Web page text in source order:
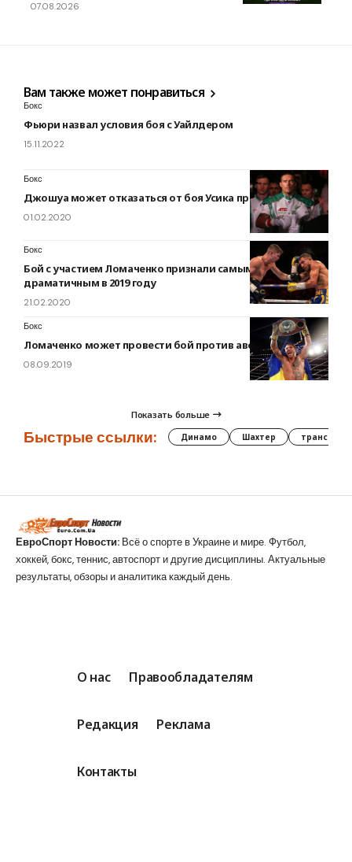
07.08.2026
Вам также может понравиться
Бокс
Фьюри назвал условия боя с Уайлдером
15.11.2022
Бокс
Джошуа может отказаться от боя Усика против
01.02.2020
Бокс
Бой с участием Ломаченко признали самым
драматичным в 2019 году
21.02.2020
Бокс
Ломаченко может провести бой против австралийца
08.09.2019
Показать больше
Быстрые ссылки: Динамо Шахтер трансферы
ЕвроСпорт Новости: Всё о спорте в Украине и мире. Футбол,
хоккей, бокс, теннис, автоспорт и другие дисциплины. Актуальные
результаты, обзоры и аналитика каждый день.
О нас Правообладателям
Редакция Реклама
Контакты